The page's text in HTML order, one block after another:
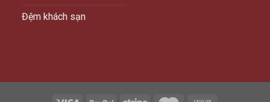
Đệm khách sạn